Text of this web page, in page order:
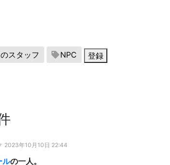
スタッフ NPC 登録
2023年10月10日 22:44
ルの一人。